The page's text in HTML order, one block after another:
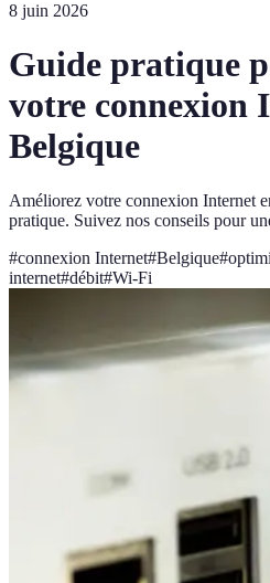
8 juin 2026
Guide pratique
votre connexion
Belgique
Améliorez votre connexion Internet
pratique. Suivez nos conseils pour
#connexion Internet#Belgique#
internet#débit#Wi-Fi